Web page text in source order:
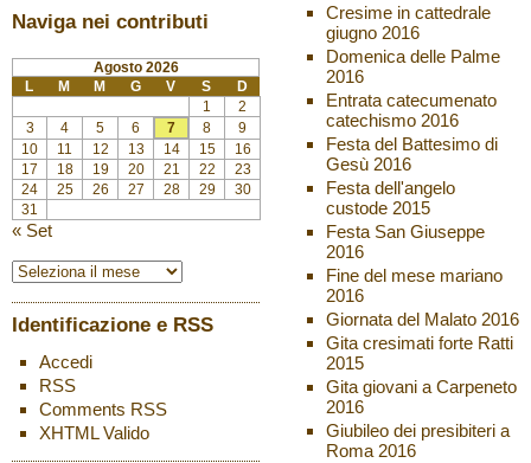
Naviga nei contributi
Agosto 2026
L
M M G V S
D
1
2
3
4 5 6 7 8
9
10
11 12 13 14 15
16
17
18 19 20 21 22
23
24
25 26 27 28 29
30
31
« Set
Identificazione e RSS
Accedi
RSS
Comments RSS
XHTMLValido
Cresime in cattedrale
giugno 2016
Domenica delle Palme
2016
Entrata catecumenato
catechismo 2016
Festa del Battesimo di
Gesù 2016
Festa dell'angelo
custode 2015
Festa San Giuseppe
2016
Fine del mese mariano
2016
Giornata del Malato 2016
Gita cresimati forte Ratti
2015
Gita giovani a Carpeneto
2016
Giubileo dei presibiteri a
Roma 2016